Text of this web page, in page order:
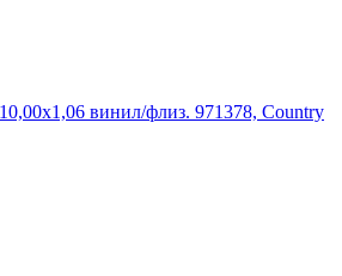
винил/флиз. 971378, Country